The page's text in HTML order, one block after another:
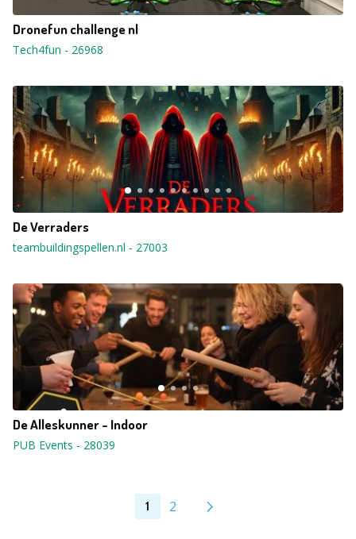
Dronefun challenge nl
Tech4fun - 26968
De Verraders
teambuildingspellen.nl - 27003
De Alleskunner - Indoor
PUB Events - 28039
1 2